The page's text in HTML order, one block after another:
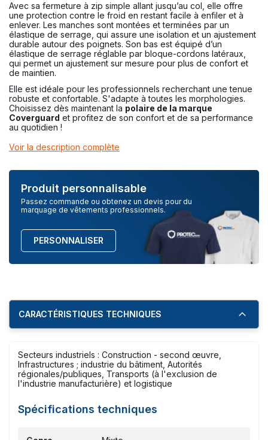
Avec sa fermeture à zip simple allant jusqu’au col, elle offre
une protection contre le froid en restant facile à enfiler et à
enlever. Les manches sont montées et terminées par un
élastique de serrage, qui assure une isolation et un ajustement
durable autour des poignets. Son bas est équipé d’un
élastique de serrage réglable par bloque-cordons latéraux,
qui permet un ajustement sur mesure pour plus de confort et
de maintien.
Elle est idéale pour les professionnels recherchant une tenue
robuste et confortable. S'adapte à toutes les morphologies.
Choisissez dès maintenant la polaire de la marque
Coverguard et profitez de son confort et de sa performance
au quotidien !
Voir la description complète
Produit personnalisable
Passez commande ou obtenez un devis pour du
marquage de vêtements professionnels.
PERSONNALISER
CARACTÉRISTIQUES TECHNIQUES
Secteurs industriels : Construction - second œuvre,
Infrastructures ; industrie du bâtiment, Autorités
régionales/publiques, Transports (à l'exclusion de
l'industrie manufacturière) et logistique
Spécifications techniques